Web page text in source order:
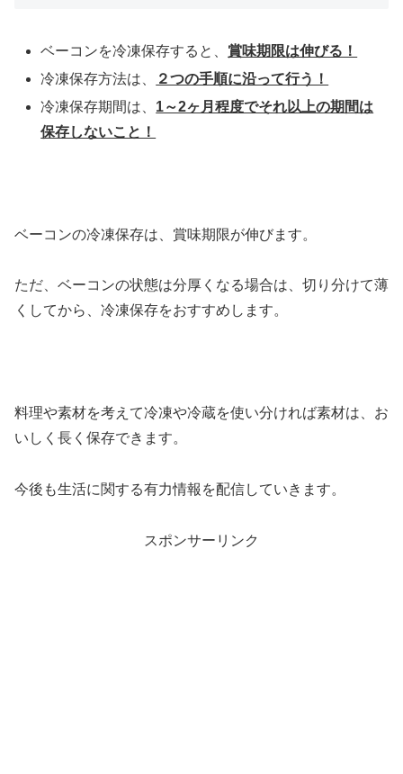
ベーコンを冷凍保存すると、 賞味期限は伸びる！
冷凍保存方法は、
２つの手順に沿って行う！
冷凍保存期間は、 1～2ヶ月程度でそれ以上の期間は
保存しないこと！
ベーコンの冷凍保存は、賞味期限が伸びます。
ただ、ベーコンの状態は分厚くなる場合は、切り分けて薄
くしてから、冷凍保存をおすすめします。
料理や素材を考えて冷凍や冷蔵を使い分ければ素材は、お
いしく長く保存できます。
今後も生活に関する有力情報を配信していきます。
スポンサーリンク